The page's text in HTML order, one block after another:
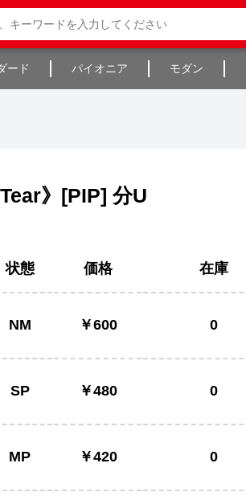
ード パイオニア モダン
》[PIP] 分U
状態 価格 在庫
NM ￥600 0
SP ￥480 0
MP ￥420 0